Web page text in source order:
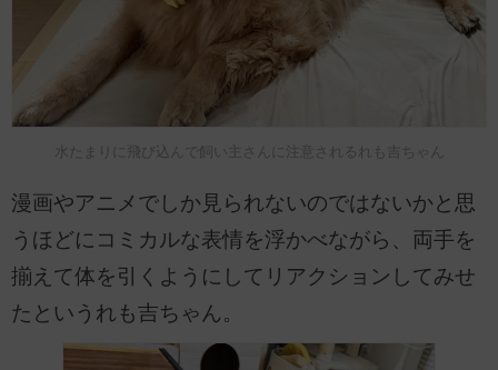
水たまりに飛び込んで飼い主さんに注意されるれも吉ちゃん
漫画やアニメでしか見られないのではないかと思
うほどにコミカルな表情を浮かべながら、両手を
揃えて体を引くようにしてリアクションしてみせ
たというれも吉ちゃん。